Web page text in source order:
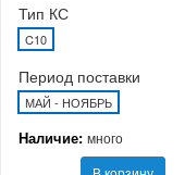
Тип КС
C10
Период поставки
МАЙ - НОЯБРЬ
Наличие: много